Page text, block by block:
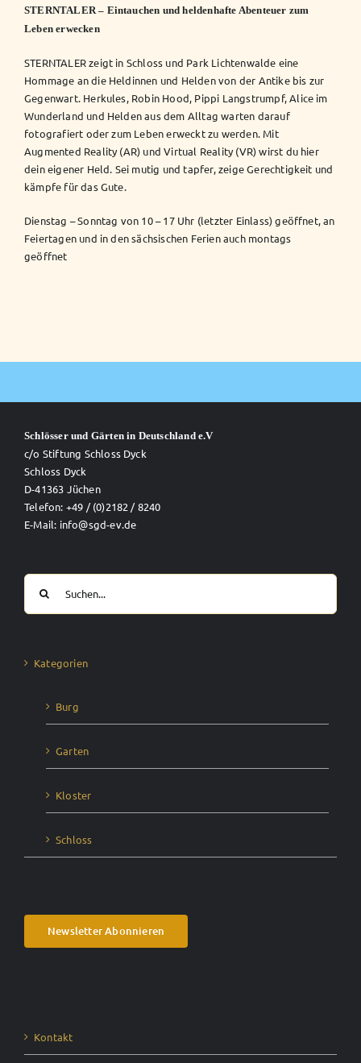
STERNTALER – Eintauchen und heldenhafte Abenteuer zum
Leben erwecken
STERNTALER zeigt in Schloss und Park Lichtenwalde eine
Hommage an die Heldinnen und Helden von der Antike bis zur
Gegenwart. Herkules, Robin Hood, Pippi Langstrumpf, Alice im
Wunderland und Helden aus dem Alltag warten darauf
fotografiert oder zum Leben erweckt zu werden. Mit
Augmented Reality (AR) und Virtual Reality (VR) wirst du hier
dein eigener Held. Sei mutig und tapfer, zeige Gerechtigkeit und
kämpfe für das Gute.
Dienstag – Sonntag von 10 – 17 Uhr (letzter Einlass) geöffnet, an
Feiertagen und in den sächsischen Ferien auch montags
geöffnet
Schlösser und Gärten in Deutschland e.V
c/o Stiftung Schloss Dyck
Schloss Dyck
D-41363 Jüchen
Telefon: +49 / (0)2182 / 8240
E-Mail: info@sgd-ev.de
Suche
nach:
Kategorien
Burg
Garten
Kloster
Schloss
Newsletter Abonnieren
Kontakt